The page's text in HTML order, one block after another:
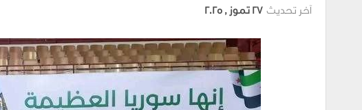
آخر تحديث 27 تموز , 2025